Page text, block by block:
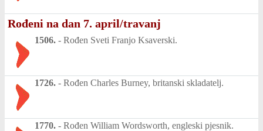
Rođeni na dan 7. april/travanj
1506. - Rođen Sveti Franjo Ksaverski.
1726. - Rođen Charles Burney, britanski skladatelj.
1770. - Rođen William Wordsworth, engleski pjesnik.